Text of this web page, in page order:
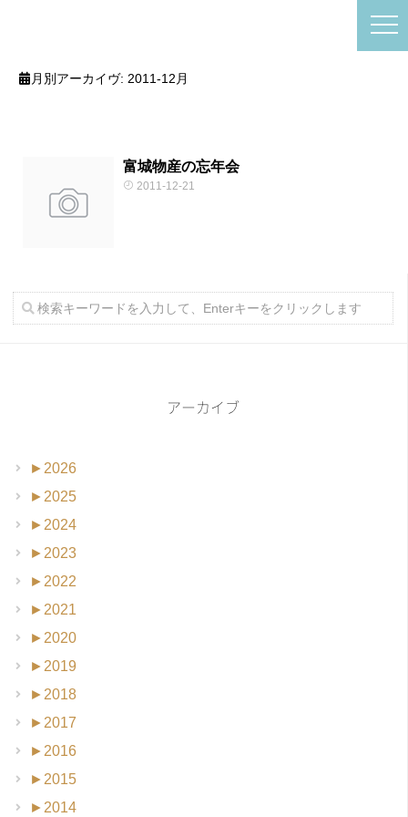
月別アーカイヴ: 2011-12月
富城物産の忘年会
2011-12-21
アーカイブ
► 2026
► 2025
► 2024
► 2023
► 2022
► 2021
► 2020
► 2019
► 2018
► 2017
► 2016
► 2015
► 2014